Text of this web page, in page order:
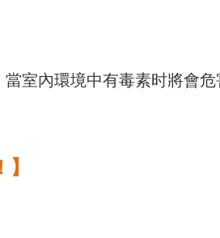
室內環境中有毒素时將會